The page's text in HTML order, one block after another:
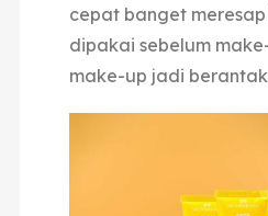
cepat banget
dipakai sebelum
make-up jadi